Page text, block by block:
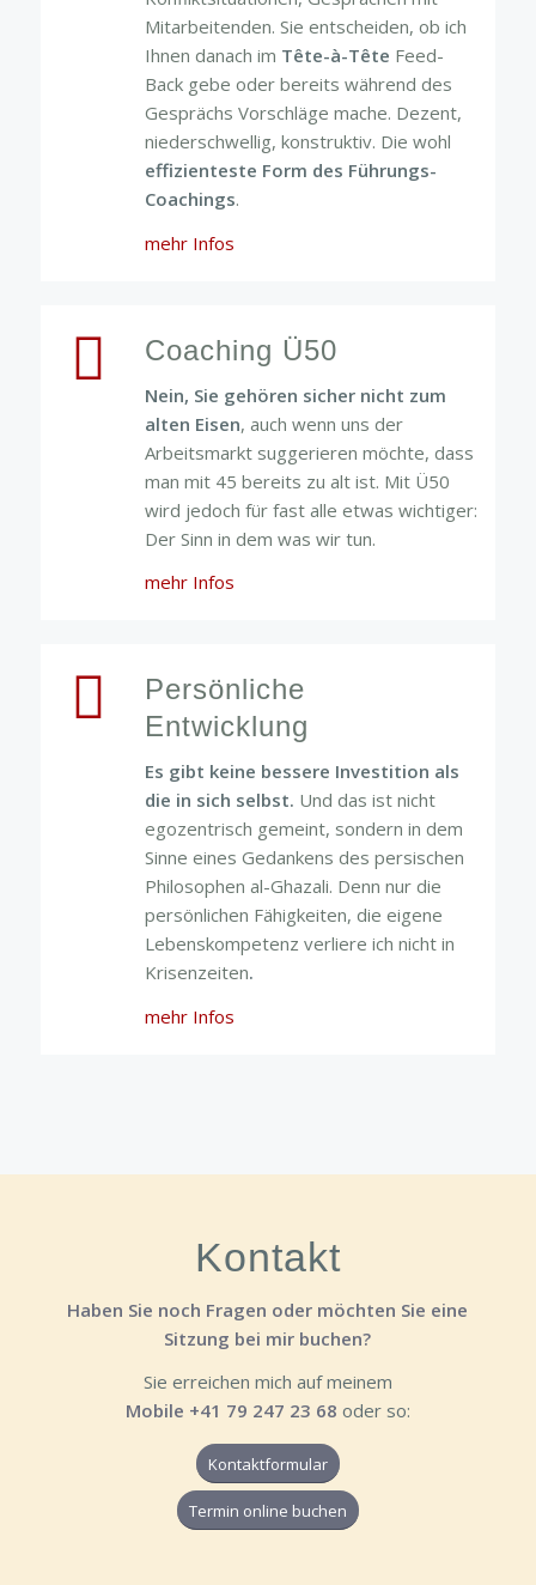
Mitarbeitenden. Sie entscheiden, ob ich
Ihnen danach im Tête-à-Tête Feed-
Back gebe oder bereits während des
Gesprächs Vorschläge mache. Dezent,
niederschwellig, konstruktiv. Die wohl
effizienteste Form des Führungs-
Coachings.
mehr Infos
Coaching Ü50
Nein, Sie gehören sicher nicht zum
alten Eisen, auch wenn uns der
Arbeitsmarkt suggerieren möchte, dass
man mit 45 bereits zu alt ist. Mit Ü50
wird jedoch für fast alle etwas wichtiger:
Der Sinn in dem was wir tun.
mehr Infos
Persönliche
Entwicklung
Es gibt keine bessere Investition als
die in sich selbst. Und das ist nicht
egozentrisch gemeint, sondern in dem
Sinne eines Gedankens des persischen
Philosophen al-Ghazali. Denn nur die
persönlichen Fähigkeiten, die eigene
Lebenskompetenz verliere ich nicht in
Krisenzeiten.
mehr Infos
Kontakt
Haben Sie noch Fragen oder möchten Sie eine
Sitzung bei mir buchen?
Sie erreichen mich auf meinem
Mobile +41 79 247 23 68 oder so:
Kontaktformular
Termin online buchen